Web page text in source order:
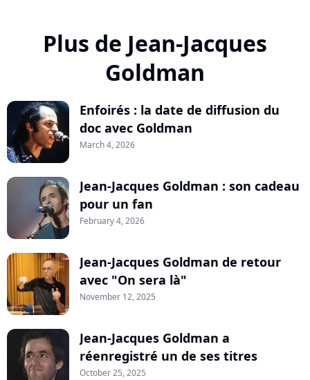
Plus de Jean-Jacques
Goldman
Enfoirés : la date de diffusion du
doc avec Goldman
March 4, 2026
Jean-Jacques Goldman : son cadeau
pour un fan
February 4, 2026
Jean-Jacques Goldman de retour
avec "On sera là"
November 12, 2025
Jean-Jacques Goldman a
réenregistré un de ses titres
October 25, 2025